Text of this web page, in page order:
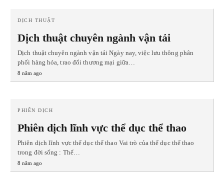
DỊCH THUẬT
Dịch thuật chuyên ngành vận tải
Dịch thuật chuyên ngành vận tải Ngày nay, việc lưu thông phân
phối hàng hóa, trao đổi thương mại giữa…
8 năm ago
PHIÊN DỊCH
Phiên dịch lĩnh vực thể dục thể thao
Phiên dịch lĩnh vực thể dục thể thao Vai trò của thể dục thể thao
trong đời sống : Thể…
8 năm ago